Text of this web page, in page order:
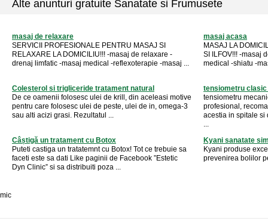
Alte anunturi gratuite Sanatate si Frumusete
masaj de relaxare
SERVICII PROFESIONALE PENTRU MASAJ SI
RELAXARE LA DOMICILIU!!! -masaj de relaxare -
drenaj limfatic -masaj medical -reflexoterapie -masaj ...
masaj acasa
MASAJ LA
SI ILFOV!!! -masaj
medical -shiatu -
Colesterol si trigliceride tratament natural
De ce oamenii folosesc ulei de krill, din aceleasi motive
pentru care folosesc ulei de peste, ulei de in, omega-3
sau alti acizi grasi. Rezultatul ...
tensiometru
tensiometru
profesional,
acestia in spitale si
...
Câștigă un tratament cu Botox
Puteti castiga un tratatemnt cu Botox! Tot ce trebuie sa
faceti este sa dati Like paginii de Facebook ”Estetic
Dyn Clinic” si sa distribuiti poza ...
Kyani sanatate
Kyani produse
prevenirea bolilor
mic